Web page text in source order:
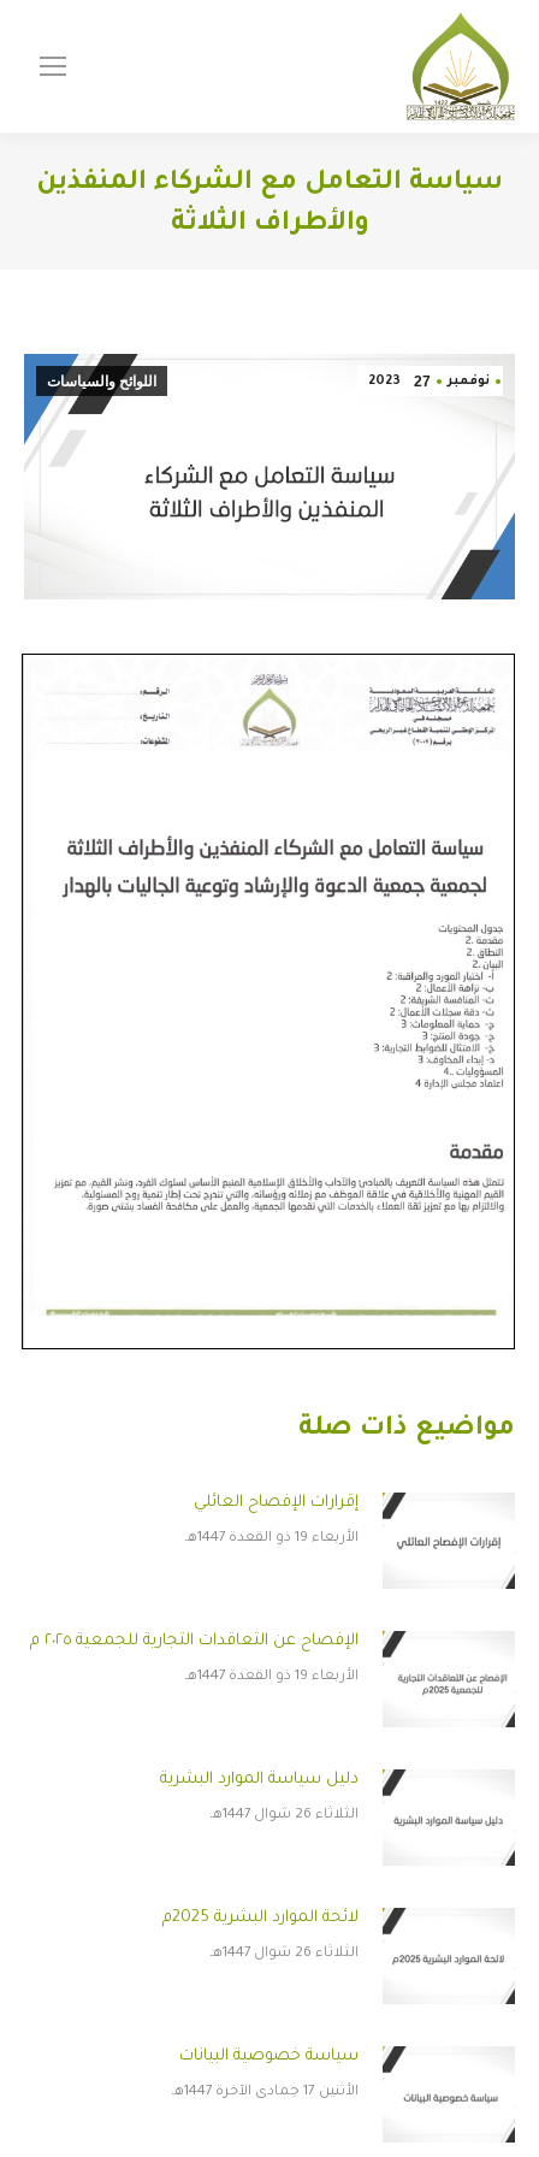
سياسة التعامل مع الشركاء المنفذين
والأطراف الثلاثة
نوفمبر 27
2023 اللوائح والسياسات
مواضيع ذات صلة
إقرارات الإفصاح العائلي
الأربعاء 19 ذو القعدة 1447هـ
الإفصاح عن التعاقدات التجارية للجمعية ٢٠٢٥ م
الأربعاء 19 ذو القعدة 1447هـ
دليل سياسة الموارد البشرية
الثلاثاء 26 شوال 1447هـ
لائحة الموارد البشرية 2025م
الثلاثاء 26 شوال 1447هـ
سياسة خصوصية البيانات
الأثنين 17 جمادى الآخرة 1447هـ